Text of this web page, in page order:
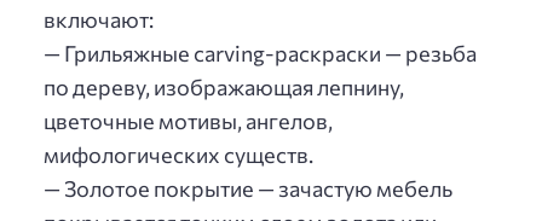
включают:
— Грильяжные carving-раскраски — резьба
по дереву, изображающая лепнину,
цветочные мотивы, ангелов,
мифологических существ.
— Золотое покрытие — зачастую мебель